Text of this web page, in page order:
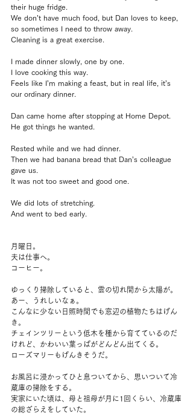
their huge fridge.
We don’t have much food, but Dan loves to keep,
so sometimes I need to throw away.
Cleaning is a great exercise.
I made dinner slowly, one by one.
I love cooking this way.
Feels like I’m making a feast, but in real life, it’s
our ordinary dinner.
Dan came home after stopping at Home Depot.
He got things he wanted.
Rested while and we had dinner.
Then we had banana bread that Dan’s colleague
gave us.
It was not too sweet and good one.
We did lots of stretching.
And went to bed early.
月曜日。
夫は仕事へ。
コーヒー。
ゆっくり掃除していると、雲の切れ間から太陽が。
あー、うれしいなぁ。
こんなに少ない日照時間でも窓辺の植物たちはげん
き。
チェインツリーという低木を種から育てているのだ
けれど、かわいい葉っぱがどんどん出てくる。
ローズマリーもげんきそうだ。
お風呂に浸かってひと息ついてから、思いついて冷
蔵庫の掃除をする。
実家にいた頃は、母と祖母が月に1回くらい、冷蔵庫
の総ざらえをしていた。